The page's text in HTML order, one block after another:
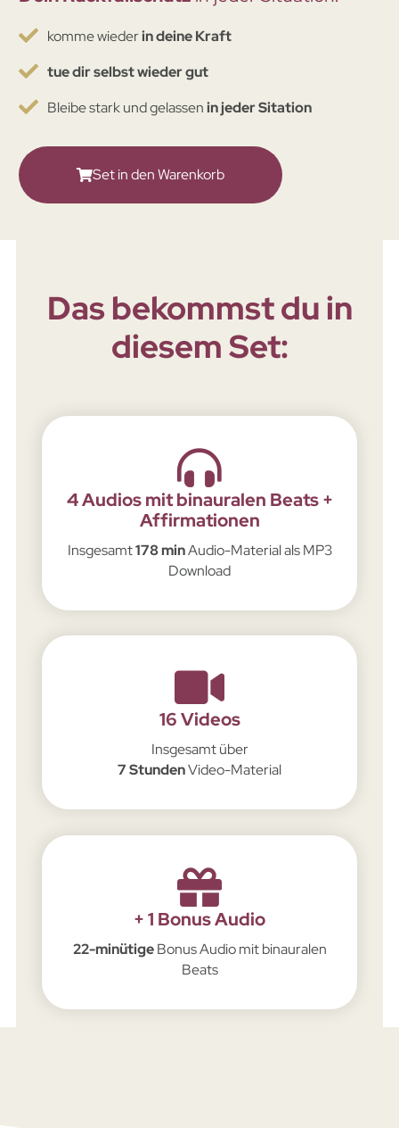
komme wiederin deine Kraft
tue dir selbst wieder gut
Bleibe stark und gelassenin jeder Sitation
Set in den Warenkorb
Das bekommst du in
diesem Set:
4 Audios mit binauralen Beats +
Affirmationen
Insgesamt178 minAudio-Material als MP3
Download
16 Videos
Insgesamt über
7 StundenVideo-Material
+ 1 Bonus Audio
22-minütigeBonus Audio mit binauralen
Beats